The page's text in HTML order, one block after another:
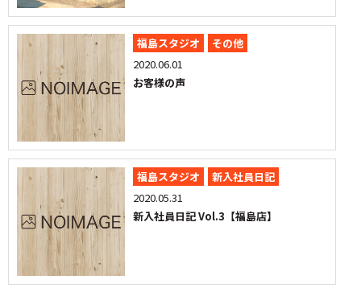
福島スタジオ
その他
2020.06.01
お客様の声
福島スタジオ
新入社員日記
2020.05.31
新入社員日記 Vol.3【福島店】